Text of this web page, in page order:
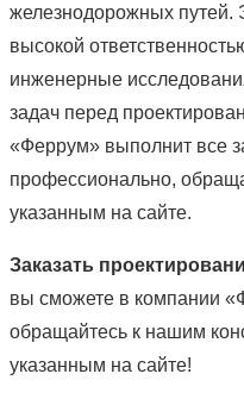
железнодорожных путей.
высокой
инженерные
задач перед
«Феррум» выполнит все
профессионально,
указанным на сайте.
Заказать
вы сможете в компании
обращайтесь к нашим
указанным на сайте!